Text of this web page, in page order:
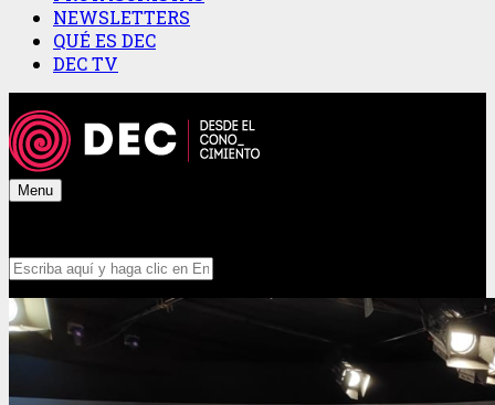
NEWSLETTERS
QUÉ ES DEC
DEC TV
Menu